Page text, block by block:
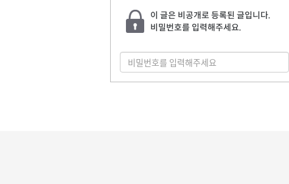
이 글은 비공개로 등록된 글입니다.
비밀번호를 입력해주세요.